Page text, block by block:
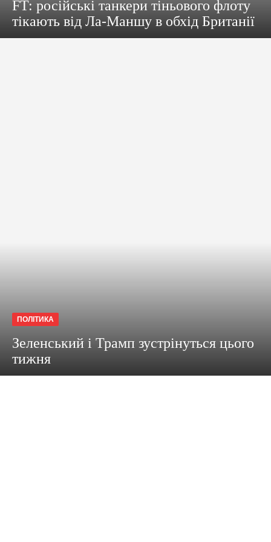
FT: російські танкери тіньового флоту
тікають від Ла-Маншу в обхід Британії
ПОЛІТИКА
Зеленський і Трамп зустрінуться цього
тижня